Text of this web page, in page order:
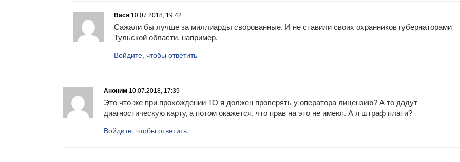
Вася 10.07.2018, 19:42
Сажали бы лучше за миллиарды сворованные. И не ставили своих охранников губернаторами
Тульской области, например.
Войдите, чтобы ответить
Аноним 10.07.2018, 17:39
Это что-же при прохождении ТО я должен проверять у оператора лицензию? А то дадут
диагностическую карту, а потом окажется, что прав на это не имеют. А я штраф плати?
Войдите, чтобы ответить